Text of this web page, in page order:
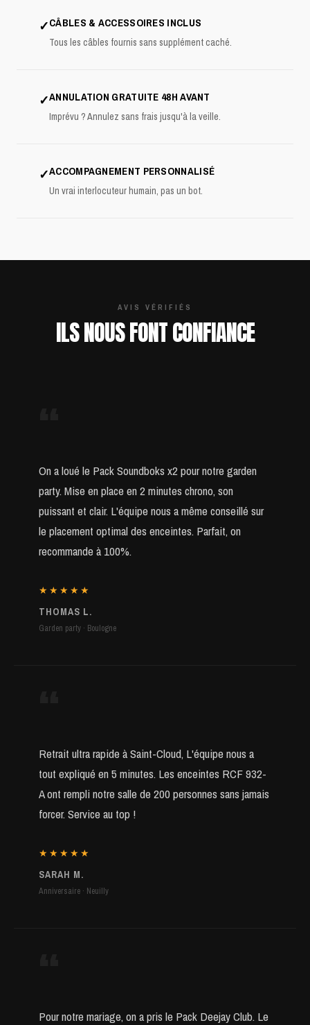
✓CÂBLES & ACCESSOIRES INCLUS
Tous les câbles fournis sans supplément caché.
✓ANNULATION GRATUITE 48H AVANT
Imprévu ? Annulez sans frais jusqu'à la veille.
✓ACCOMPAGNEMENT PERSONNALISÉ
Un vrai interlocuteur humain, pas un bot.
AVIS VÉRIFIÉS
ILS NOUS FONT CONFIANCE
On a loué le Pack Soundboks x2 pour notre garden
party. Mise en place en 2 minutes chrono, son
puissant et clair. L'équipe nous a même conseillé sur
le placement optimal des enceintes. Parfait, on
recommande à 100%.
★★★★★
THOMAS L.
Garden party · Boulogne
Retrait ultra rapide à Saint-Cloud, L'équipe nous a
tout expliqué en 5 minutes. Les enceintes RCF 932-
A ont rempli notre salle de 200 personnes sans jamais
forcer. Service au top !
★★★★★
SARAH M.
Anniversaire · Neuilly
Pour notre mariage, on a pris le Pack Deejay Club. Le